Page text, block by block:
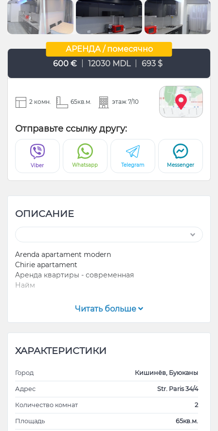
АРЕНДА / помесячно
600 €
12030 MDL 693 $
2 комн. 65кв.м. этаж 7/10
Отправьте ссылку другу:
Viber Whatsapp Telegram Messenger
ОПИСАНИЕ
Arenda apartament modern
Chirie apartament
Aренда квартиры - современная
Найм
Cu animale nu se accepta.Читать больше
ХАРАКТЕРИСТИКИ
Город Кишинёв, Буюканы
Адрес Str. Paris 34/4
Количество комнат 2
Площадь 65кв.м.